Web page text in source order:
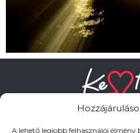
A lehető legjobb felhasználói élmény